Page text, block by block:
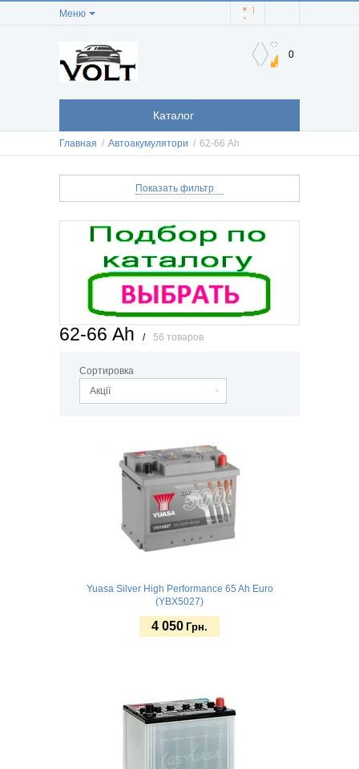
Меню
0
Каталог
Главная / Автоакумулятори / 62-66 Аh
Показать фильтр
62-66 Аh / 56 товаров
Сортировка
Акції
Yuasa Silver High Performance 65 Ah Euro
(YBX5027)
4 050 Грн.